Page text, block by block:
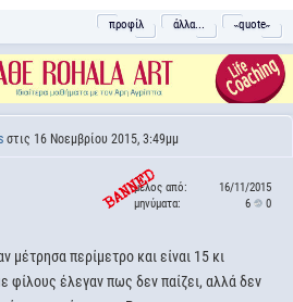
προφίλ άλλα... ˵quote˶
στις 16 Νοεμβρίου 2015, 3:49μμ
μέλος από:
16/11/2015
μηνύματα:
6 0
μέτρησα περίμετρο και είναι 15 κι
φίλους έλεγαν πως δεν παίζει, αλλά δεν